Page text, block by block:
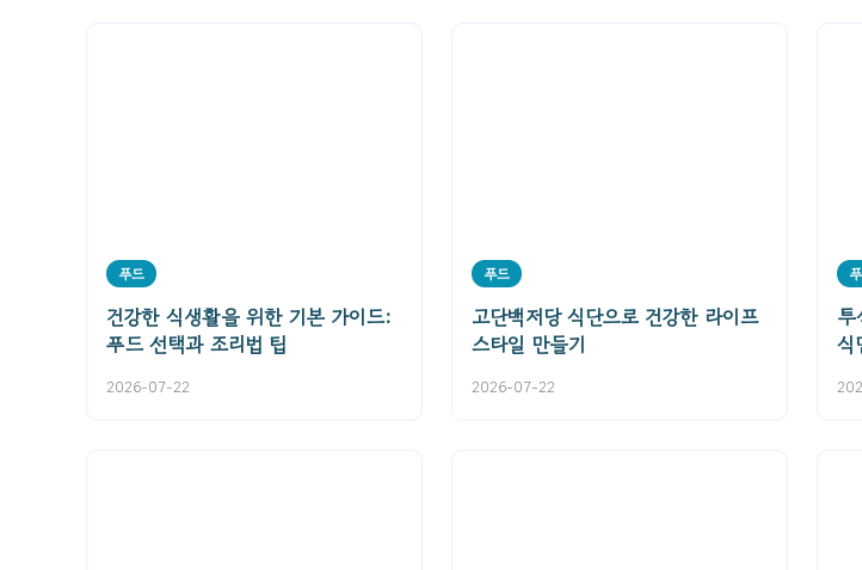
푸드
건강한 식생활을 위한 기본 가이드:
푸드 선택과 조리법 팁
2026-07-22
푸드
고단백저당 식단으로 건강한 라이프
스타일 만들기
2026-07-22
투
식